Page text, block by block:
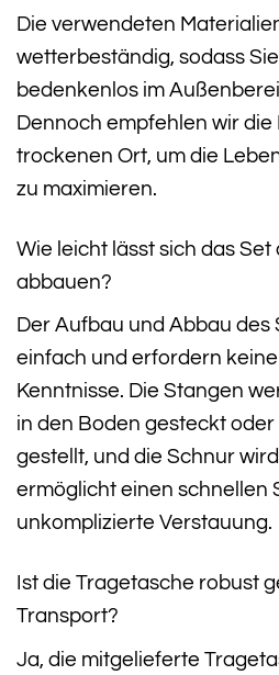
Die verwendeten
wetterbeständig, sodass
bedenkenlos im
Dennoch empfehlen wir
trockenen Ort, um die
zu maximieren.
Wie leicht lässt sich das
abbauen?
Der Aufbau und Abbau des
einfach und erfordern
Kenntnisse. Die Stangen
in den Boden gesteckt
gestellt, und die Schnur
ermöglicht einen schnellen
unkomplizierte Verstauung.
Ist die Tragetasche robust
Transport?
Ja, die mitgelieferte